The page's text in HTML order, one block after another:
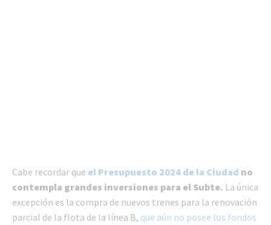
Cabe recordar que el Presupuesto 2024 de la Ciudad no
contempla grandes inversiones para el Subte. La única
excepción es la compra de nuevos trenes para la renovación
parcial de la flota de la línea B, que aún no posee los fondos